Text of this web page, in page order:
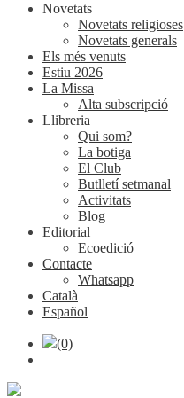
Novetats
Novetats religioses
Novetats generals
Els més venuts
Estiu 2026
La Missa
Alta subscripció
Llibreria
Qui som?
La botiga
El Club
Butlletí setmanal
Activitats
Blog
Editorial
Ecoedició
Contacte
Whatsapp
Català
Español
(0)